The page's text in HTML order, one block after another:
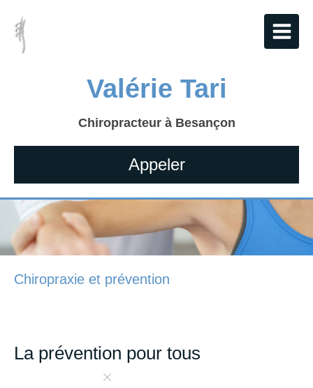
Valérie Tari
Chiropracteur à Besançon
Appeler
Chiropraxie et prévention
La prévention pour tous